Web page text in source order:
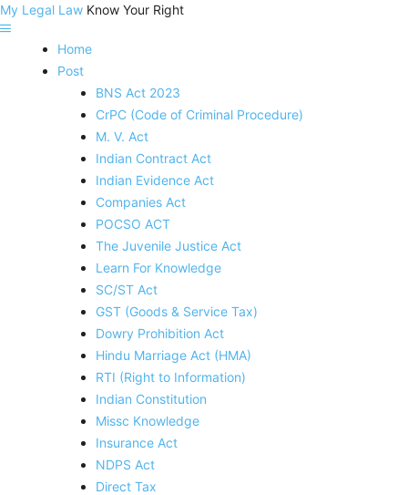
My Legal Law Know Your Right
Home
Post
BNS Act 2023
CrPC (Code of Criminal Procedure)
M. V. Act
Indian Contract Act
Indian Evidence Act
Companies Act
POCSO ACT
The Juvenile Justice Act
Learn For Knowledge
SC/ST Act
GST (Goods & Service Tax)
Dowry Prohibition Act
Hindu Marriage Act (HMA)
RTI (Right to Information)
Indian Constitution
Missc Knowledge
Insurance Act
NDPS Act
Direct Tax